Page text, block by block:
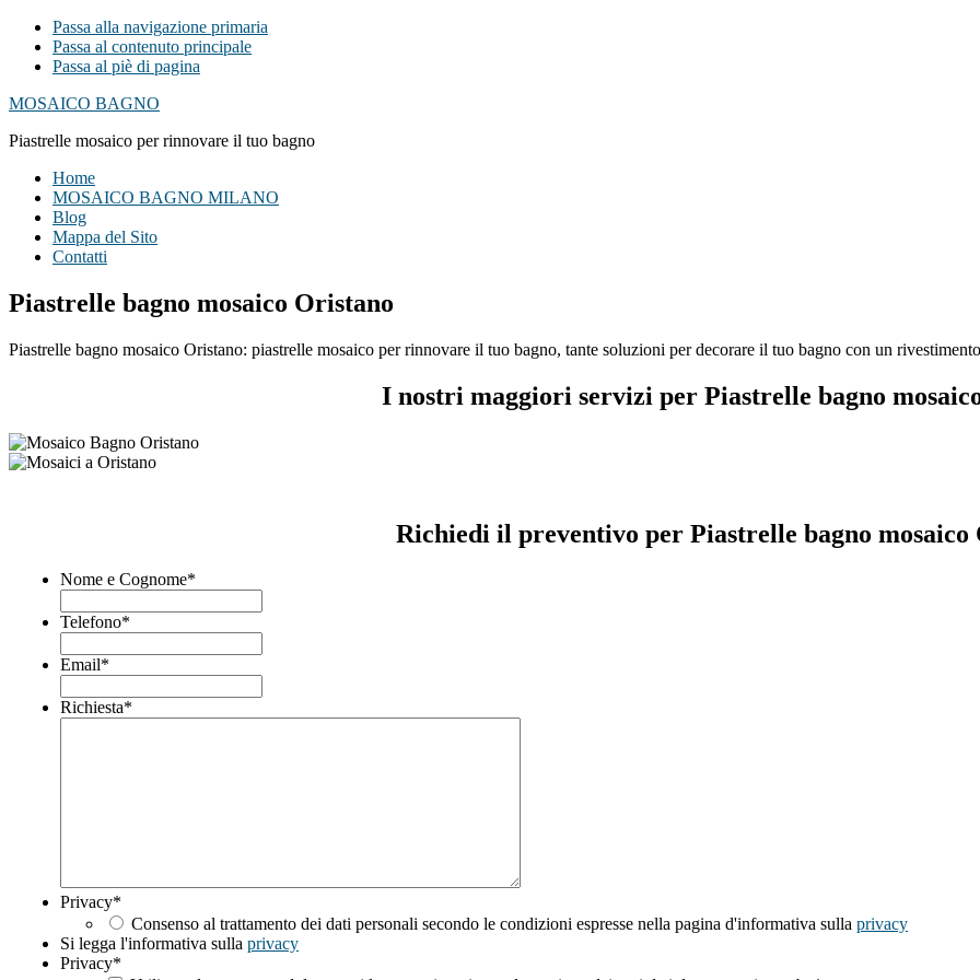
Passa alla navigazione primaria
Passa al contenuto principale
Passa al piè di pagina
MOSAICO BAGNO
Piastrelle mosaico per rinnovare il tuo bagno
Home
MOSAICO BAGNO MILANO
Blog
Mappa del Sito
Contatti
Piastrelle bagno mosaico Oristano
Piastrelle bagno mosaico Oristano: piastrelle mosaico per rinnovare il tuo bagno, tante soluzioni per decorare il tuo bagno con un
I nostri maggiori servizi per Piastrelle bagno
Richiedi il preventivo per Piastrelle bagno mosaico
Nome e Cognome*
Telefono*
Email*
Richiesta*
Privacy*
Consenso al trattamento dei dati personali secondo le condizioni espresse nella pagina d'informativa sulla privacy
Si legga l'informativa sulla privacy
Privacy*